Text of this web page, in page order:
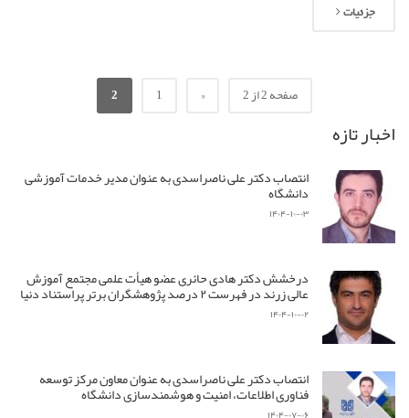
جزئیات
صفحه 2 از 2 «
1
2
اخبار تازه
انتصاب دکتر علی ناصراسدی به عنوان مدیر خدمات آموزشی
دانشگاه
۱۴۰۴-۱۰-۰۳
درخشش دکتر هادی حائری عضو هیأت علمی مجتمع آموزش
عالی زرند در فهرست ۲ درصد پژوهشگران برتر پراستناد دنیا
۱۴۰۴-۱۰-۰۲
انتصاب دکتر علی ناصراسدی به عنوان معاون مرکز توسعه
فناوری اطلاعات، امنیت و هوشمندسازی دانشگاه